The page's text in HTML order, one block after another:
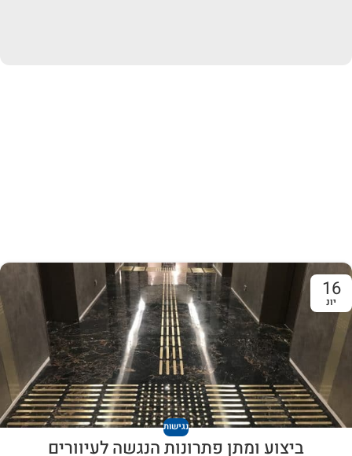
16
יונ
נגישות
ביצוע ומתן פתרונות הנגשה לעיוורים